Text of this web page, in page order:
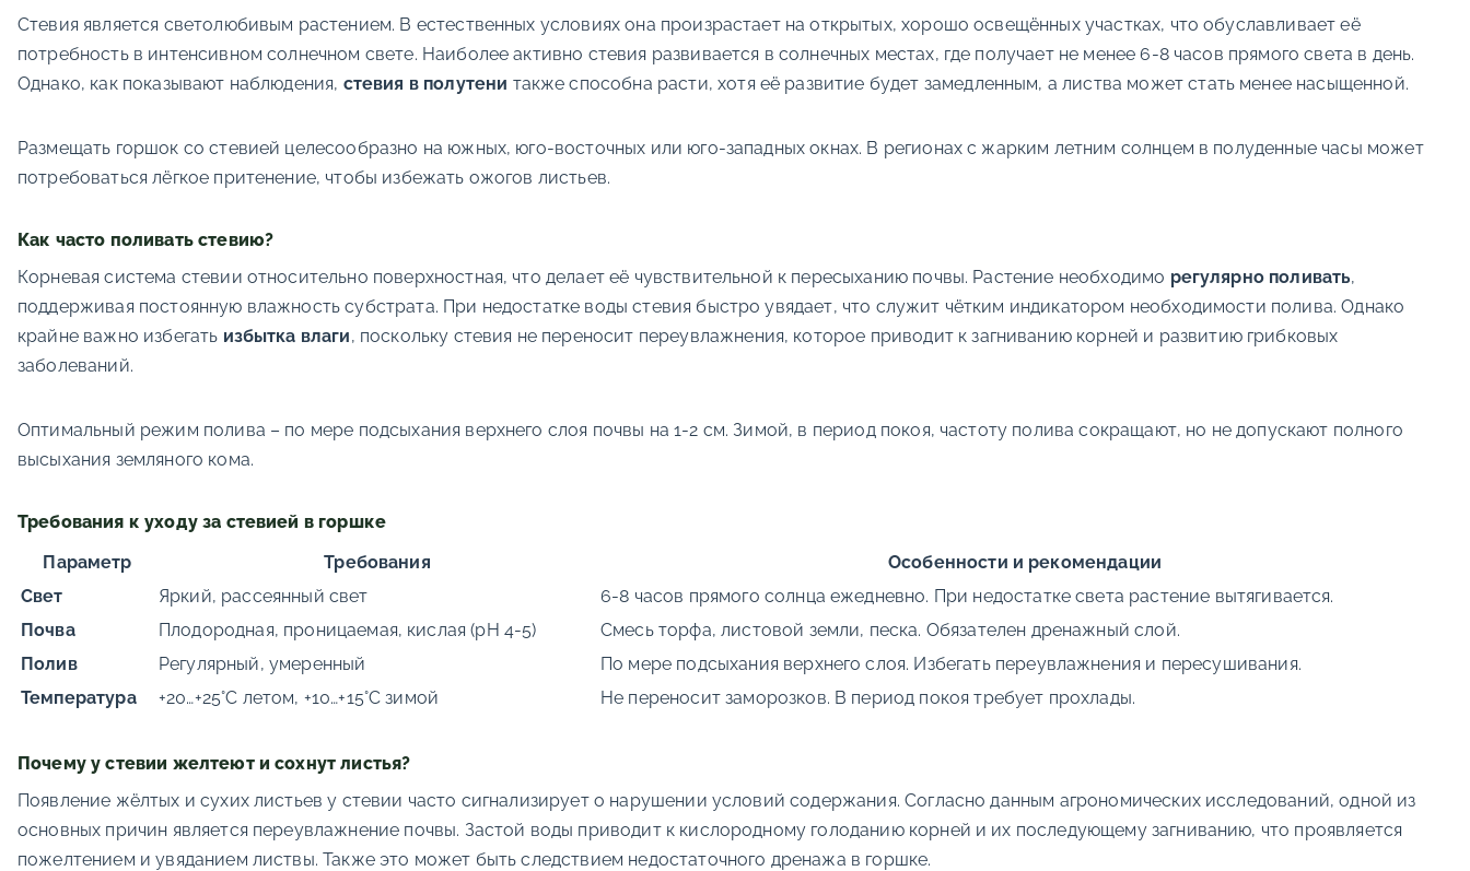
Стевия является светолюбивым растением. В естественных условиях она произрастает на открытых, хорошо освещённых участках, что обуславливает её
потребность в интенсивном солнечном свете. Наиболее активно стевия развивается в солнечных местах, где получает не менее 6-8 часов прямого света в день.
Однако, как показывают наблюдения, стевия в полутени также способна расти, хотя её развитие будет замедленным, а листва может стать менее насыщенной.
Размещать горшок со стевией целесообразно на южных, юго-восточных или юго-западных окнах. В регионах с жарким летним солнцем в полуденные часы может
потребоваться лёгкое притенение, чтобы избежать ожогов листьев.
Как часто поливать стевию?
Корневая система стевии относительно поверхностная, что делает её чувствительной к пересыханию почвы. Растение необходимо регулярно поливать,
поддерживая постоянную влажность субстрата. При недостатке воды стевия быстро увядает, что служит чётким индикатором необходимости полива. Однако
крайне важно избегать избытка влаги, поскольку стевия не переносит переувлажнения, которое приводит к загниванию корней и развитию грибковых
заболеваний.
Оптимальный режим полива – по мере подсыхания верхнего слоя почвы на 1-2 см. Зимой, в период покоя, частоту полива сокращают, но не допускают полного
высыхания земляного кома.
Требования к уходу за стевией в горшке
Параметр
Требования
Особенности и рекомендации
Свет
Яркий, рассеянный свет
6-8 часов прямого солнца ежедневно. При недостатке света растение вытягивается.
Почва
Плодородная, проницаемая, кислая (pH 4-5)
Смесь торфа, листовой земли, песка. Обязателен дренажный слой.
Полив
Регулярный, умеренный
По мере подсыхания верхнего слоя. Избегать переувлажнения и пересушивания.
Температура
+20…+25°C летом, +10…+15°C зимой Не переносит заморозков. В период покоя требует прохлады.
Почему у стевии желтеют и сохнут листья?
Появление жёлтых и сухих листьев у стевии часто сигнализирует о нарушении условий содержания. Согласно данным агрономических исследований, одной из
основных причин является переувлажнение почвы. Застой воды приводит к кислородному голоданию корней и их последующему загниванию, что проявляется
пожелтением и увяданием листвы. Также это может быть следствием недостаточного дренажа в горшке.